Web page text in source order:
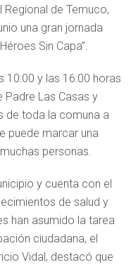
de Temuco,
una gran jornada
Sin Capa”.
10:00 y las 16:00 horas
Padre Las Casas y
de toda la comuna a
puede marcar una
personas.
y cuenta con el
de salud y
han asumido la tarea
ciudadana, el
Vidal, destacó que